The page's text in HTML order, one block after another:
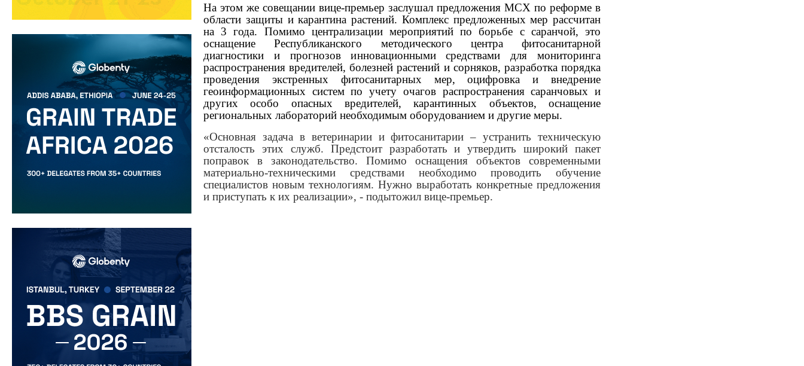
На этом же совещании вице-премьер заслушал предложения МСХ по реформе в
области защиты и карантина растений. Комплекс предложенных мер рассчитан
на 3 года. Помимо централизации мероприятий по борьбе с саранчой, это
оснащение Республиканского методического центра фитосанитарной
диагностики и прогнозов инновационными средствами для мониторинга
распространения вредителей, болезней растений и сорняков, разработка порядка
проведения экстренных фитосанитарных мер, оцифровка и внедрение
геоинформационных систем по учету очагов распространения саранчовых и
других особо опасных вредителей, карантинных объектов, оснащение
региональных лабораторий необходимым оборудованием и другие меры.
«Основная задача в ветеринарии и фитосанитарии – устранить техническую
отсталость этих служб. Предстоит разработать и утвердить широкий пакет
поправок в законодательство. Помимо оснащения объектов современными
материально-техническими средствами необходимо проводить обучение
специалистов новым технологиям. Нужно выработать конкретные предложения
и приступать к их реализации», - подытожил вице-премьер.